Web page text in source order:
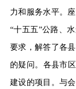
力和服务水平。
“十五五”公路、
要求，解答了各
的疑问。各县市
建设的项目。与